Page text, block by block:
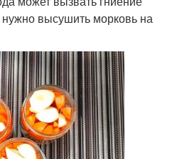
высушить морковь на